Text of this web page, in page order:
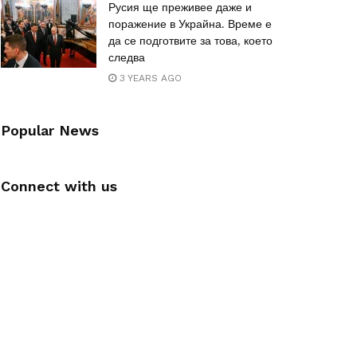
Русия ще преживее даже и
поражение в Украйна. Време е
да се подготвите за това, което
следва
3 YEARS AGO
Popular News
Connect with us